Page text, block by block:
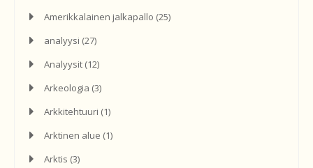
Amerikkalainen jalkapallo (25)
analyysi (27)
Analyysit (12)
Arkeologia (3)
Arkkitehtuuri (1)
Arktinen alue (1)
Arktis (3)